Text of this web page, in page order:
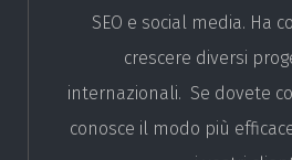
SEO e social media. Ha
crescere diversi
internazionali. Se dovete
conosce il modo più